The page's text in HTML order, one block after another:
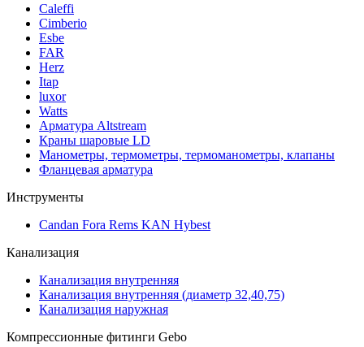
Caleffi
Cimberio
Esbe
FAR
Herz
Itap
luxor
Watts
Арматура Altstream
Краны шаровые LD
Манометры, термометры, термоманометры, клапаны
Фланцевая арматура
Инструменты
Candan Fora Rems KAN Hybest
Канализация
Канализация внутренняя
Канализация внутренняя (диаметр 32,40,75)
Канализация наружная
Компрессионные фитинги Gebo